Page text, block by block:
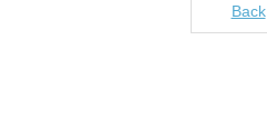
Back